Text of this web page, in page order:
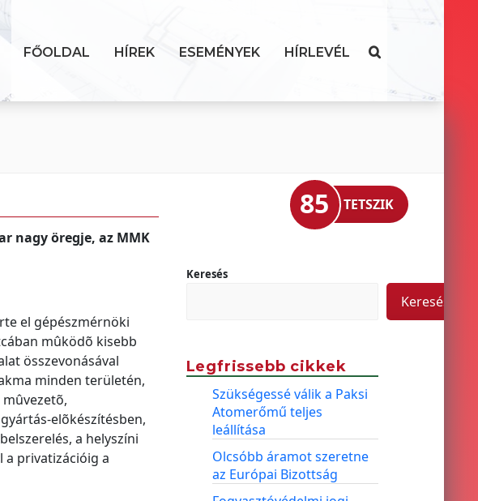
FŐOLDAL HÍREK ESEMÉNYEK HÍRLEVÉL
nagy öregje, az MMK
el gépészmérnöki
mûködõ kisebb
összevonásával
minden területén,
elõkészítésben,
a helyszíni
a privatizációig a
85 TETSZIK
Keresés
Keresés
Legfrissebb cikkek
Szükségessé válik a Paksi
Atomerőmű teljes
leállítása
Olcsóbb áramot szeretne
az Európai Bizottság